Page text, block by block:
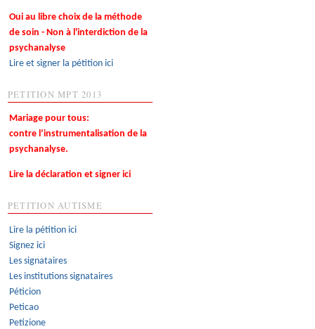
Oui au libre choix de la méthode
de soin - Non à l'interdiction de la
psychanalyse
Lire et signer la pétition ici
PETITION MPT 2013
Mariage pour tous:
contre l’instrumentalisation de la
psychanalyse.
Lire la déclaration et signer ici
PETITION AUTISME
Lire la pétition ici
Signez ici
Les signataires
Les institutions signataires
Péticion
Peticao
Petizione